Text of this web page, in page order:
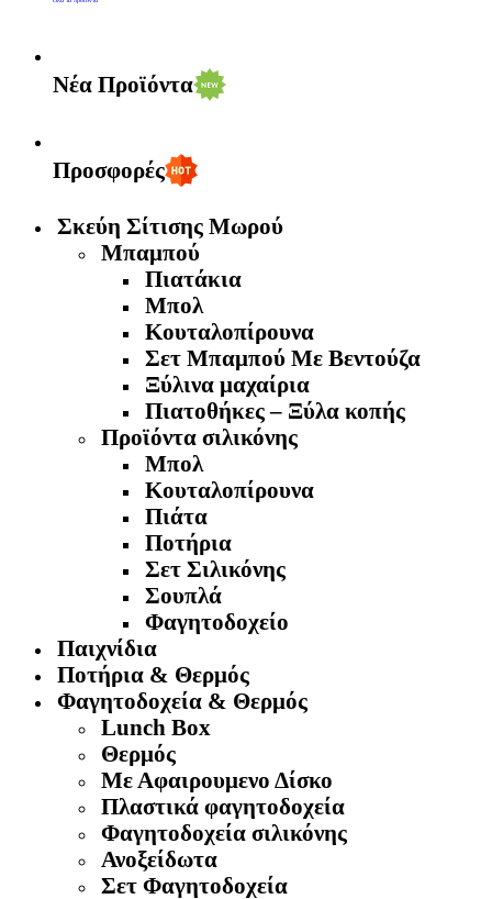
Νέα Προϊόντα
Προσφορές
Σκεύη Σίτισης Μωρού
Μπαμπού
Πιατάκια
Μπολ
Κουταλοπίρουνα
Σετ Μπαμπού Με Βεντούζα
Ξύλινα μαχαίρια
Πιατοθήκες – Ξύλα κοπής
Προϊόντα σιλικόνης
Μπολ
Κουταλοπίρουνα
Πιάτα
Ποτήρια
Σετ Σιλικόνης
Σουπλά
Φαγητοδοχείο
Παιχνίδια
Ποτήρια & Θερμός
Φαγητοδοχεία & Θερμός
Lunch Box
Θερμός
Με Αφαιρουμενο Δίσκο
Πλαστικά φαγητοδοχεία
Φαγητοδοχεία σιλικόνης
Ανοξείδωτα
Σετ Φαγητοδοχεία